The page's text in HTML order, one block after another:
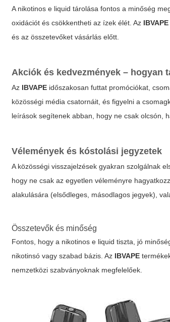
A nikotinos e liquid tárolása fontos a minőség
oxidációt és csökkentheti az ízek élét. Az IBVAPE
és az összetevőket vásárlás előtt.
Akciók és kedvezmények – hogyan
Az IBVAPE időszakosan futtat promóciókat,
közösségi média csatornáit, és figyelni a
leírások segítenek abban, hogy ne csak olcsón,
Vélemények és kóstolási jegyzetek
A közösségi visszajelzések gyakran szolgálnak
hogy ne csak az egyetlen véleményre
alakulására (elsődleges, másodlagos jegyek),
Összetevők és minőség
Fontos, hogy a nikotinos e liquid tiszta, jó
nikotinsó vagy szabad bázis. Az IBVAPE
nemzetközi szabványoknak megfelelőek.